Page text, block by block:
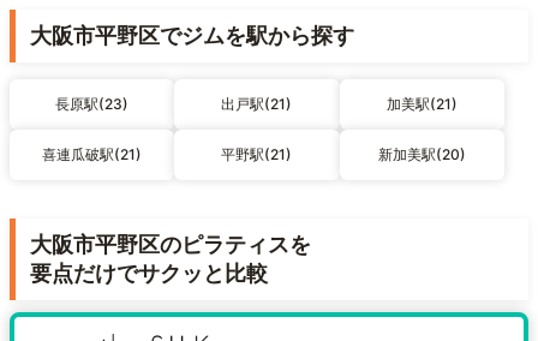
大阪市平野区でジムを駅から探す
長原駅(23) 出戸駅(21) 加美駅(21)
喜連瓜破駅(21) 平野駅(21) 新加美駅(20)
大阪市平野区のピラティスを
要点だけでサクッと比較